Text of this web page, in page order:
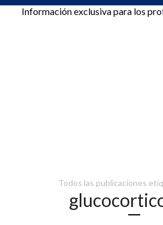
Información exclusiva para los
Todos las publicaciones